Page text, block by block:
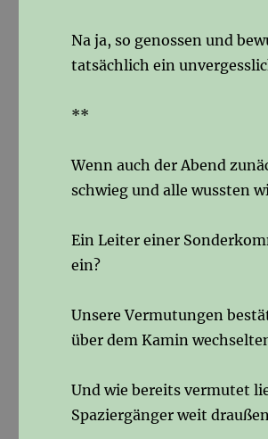
Na ja, so genossen und
tatsächlich ein
**
Wenn auch der Abend
schwieg und alle wussten
Ein Leiter einer
ein?
Unsere Vermutungen
über dem Kamin
Und wie bereits vermutet
Spaziergänger weit